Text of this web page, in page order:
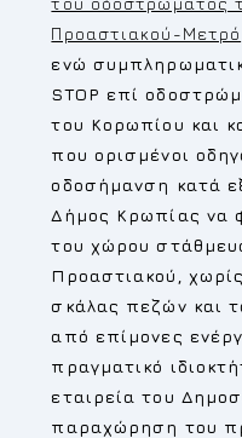
Προαστιακού-Μετρό
ενώ
STOP επί
του Κορωπίου και
που ορισμένοι
οδοσήμανση κατά
Δήμος Κρωπίας να
του χώρου
Προαστιακού,
σκάλας πεζών και
από επίμονες
πραγματικό
εταιρεία του
παραχώρηση του